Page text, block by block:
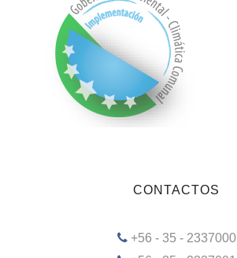
CONTACTOS
+56 - 35 - 2337000